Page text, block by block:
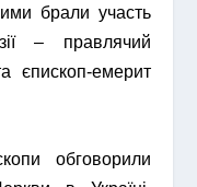
брали участь
– правлячий
емерит
обговорили